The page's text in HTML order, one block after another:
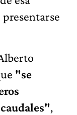
"se
,